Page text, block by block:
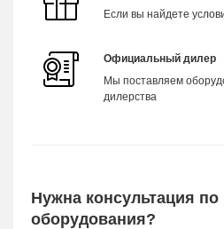
Если вы найдете
Официальный дилер
Мы поставляем
дилерства
Нужна консультация
оборудования?